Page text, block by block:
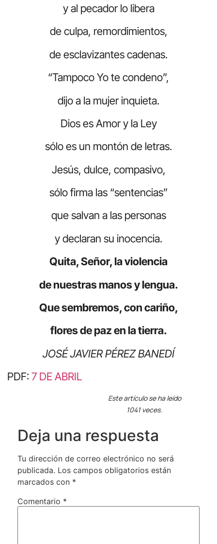
y al pecador lo libera
de culpa, remordimientos,
de esclavizantes cadenas.
“Tampoco Yo te condeno”,
dijo a la mujer inquieta.
Dios es Amor y la Ley
sólo es un montón de letras.
Jesús, dulce, compasivo,
sólo firma las “sentencias”
que salvan a las personas
y declaran su inocencia.
Quita, Señor, la violencia
de nuestras manos y lengua.
Que sembremos, con cariño,
flores de paz en la tierra.
JOSÉ JAVIER PÉREZ BANEDÍ
PDF: 7 DE ABRIL
Este artículo se ha leído
1041 veces.
Deja una respuesta
Tu dirección de correo electrónico no será
publicada. Los campos obligatorios están
marcados con *
Comentario *